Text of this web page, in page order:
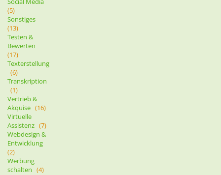
(5)
Sonstiges
(13)
Testen &
Bewerten
(17)
Texterstellung
(6)
Transkription
(1)
Vertrieb &
Akquise (16)
Virtuelle
Assistenz (7)
Webdesign &
Entwicklung
(2)
Werbung
schalten (4)